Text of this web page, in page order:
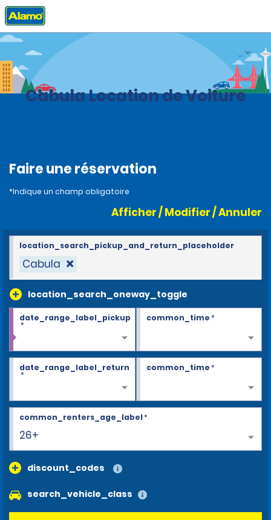
Accueil Agences
Cabula Location de Voiture
Faire une réservation
*Indique un champ obligatoire
Afficher / Modifier / Annuler
Cabula
location_search_oneway_toggle
location_search_pickup_and_return_placeholder
date_range_label_pickup
*
common_time*
date_range_label_return
*
common_time*
26+
common_renters_age_label*
discount_codes
search_vehicle_class